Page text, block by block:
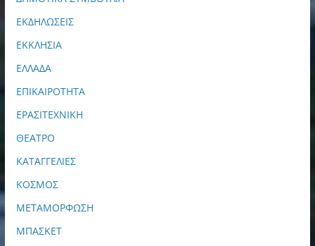
ΕΚΔΗΛΩΣΕΙΣ
ΕΚΚΛΗΣΙΑ
ΕΛΛΑΔΑ
ΕΠΙΚΑΙΡΟΤΗΤΑ
ΕΡΑΣΙΤΕΧΝΙΚΗ
ΘΕΑΤΡΟ
ΚΑΤΑΓΓΕΛΙΕΣ
ΚΟΣΜΟΣ
ΜΕΤΑΜΟΡΦΩΣΗ
ΜΠΑΣΚΕΤ